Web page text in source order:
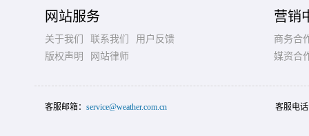
网站服务
关于我们 联系我们
用户反馈
版权声明
网站律师
营销
商务合
媒资合
客服邮箱： service@weather.com.cn 客服电